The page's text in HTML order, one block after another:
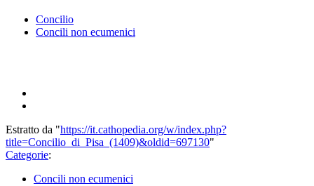
Concilio
Concili non ecumenici
Estratto da "https://it.cathopedia.org/w/index.php?
title=Concilio_di_Pisa_(1409)&oldid=697130"
Categorie:
Concili non ecumenici